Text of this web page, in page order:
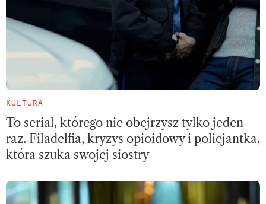
KULTURA
To serial, którego nie obejrzysz tylko jeden
raz. Filadelfia, kryzys opioidowy i policjantka,
która szuka swojej siostry